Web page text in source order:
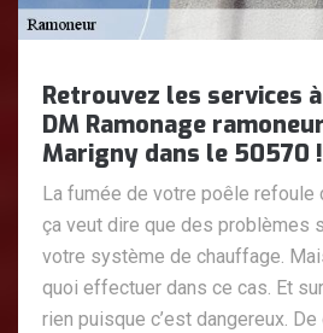
Retrouvez les services
DM Ramonage
Marigny dans le 50570 !
La fumée de votre poêle refoule
ça veut dire que des problèmes
votre système de chauffage.
quoi effectuer dans ce cas. Et
rien puisque c’est dangereux.